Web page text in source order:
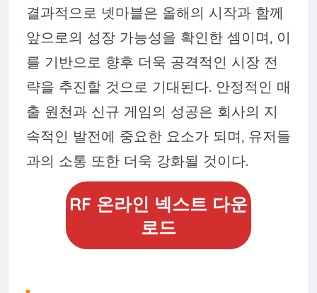
결과적으로 넷마블은 올해의 시작과 함께
앞으로의 성장 가능성을 확인한 셈이며, 이
를 기반으로 향후 더욱 공격적인 시장 전
략을 추진할 것으로 기대된다. 안정적인 매
출 원천과 신규 게임의 성공은 회사의 지
속적인 발전에 중요한 요소가 되며, 유저들
과의 소통 또한 더욱 강화될 것이다.
RF 온라인 넥스트 다운
로드